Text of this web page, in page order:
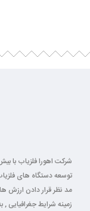
توسعه دستگاه های
مد نظر قرار دادن ارزش
زمینه شرایط جغرافیایی ,